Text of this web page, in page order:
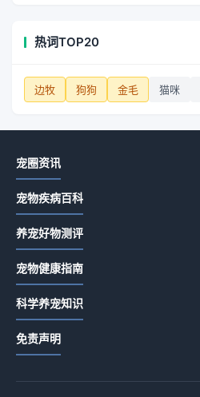
热词TOP20
边牧 狗狗 金毛 猫咪
宠圈资讯
宠物疾病百科
养宠好物测评
宠物健康指南
科学养宠知识
免责声明